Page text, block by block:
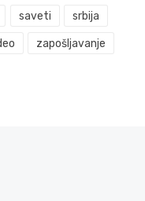
saveti srbija
zapošljavanje